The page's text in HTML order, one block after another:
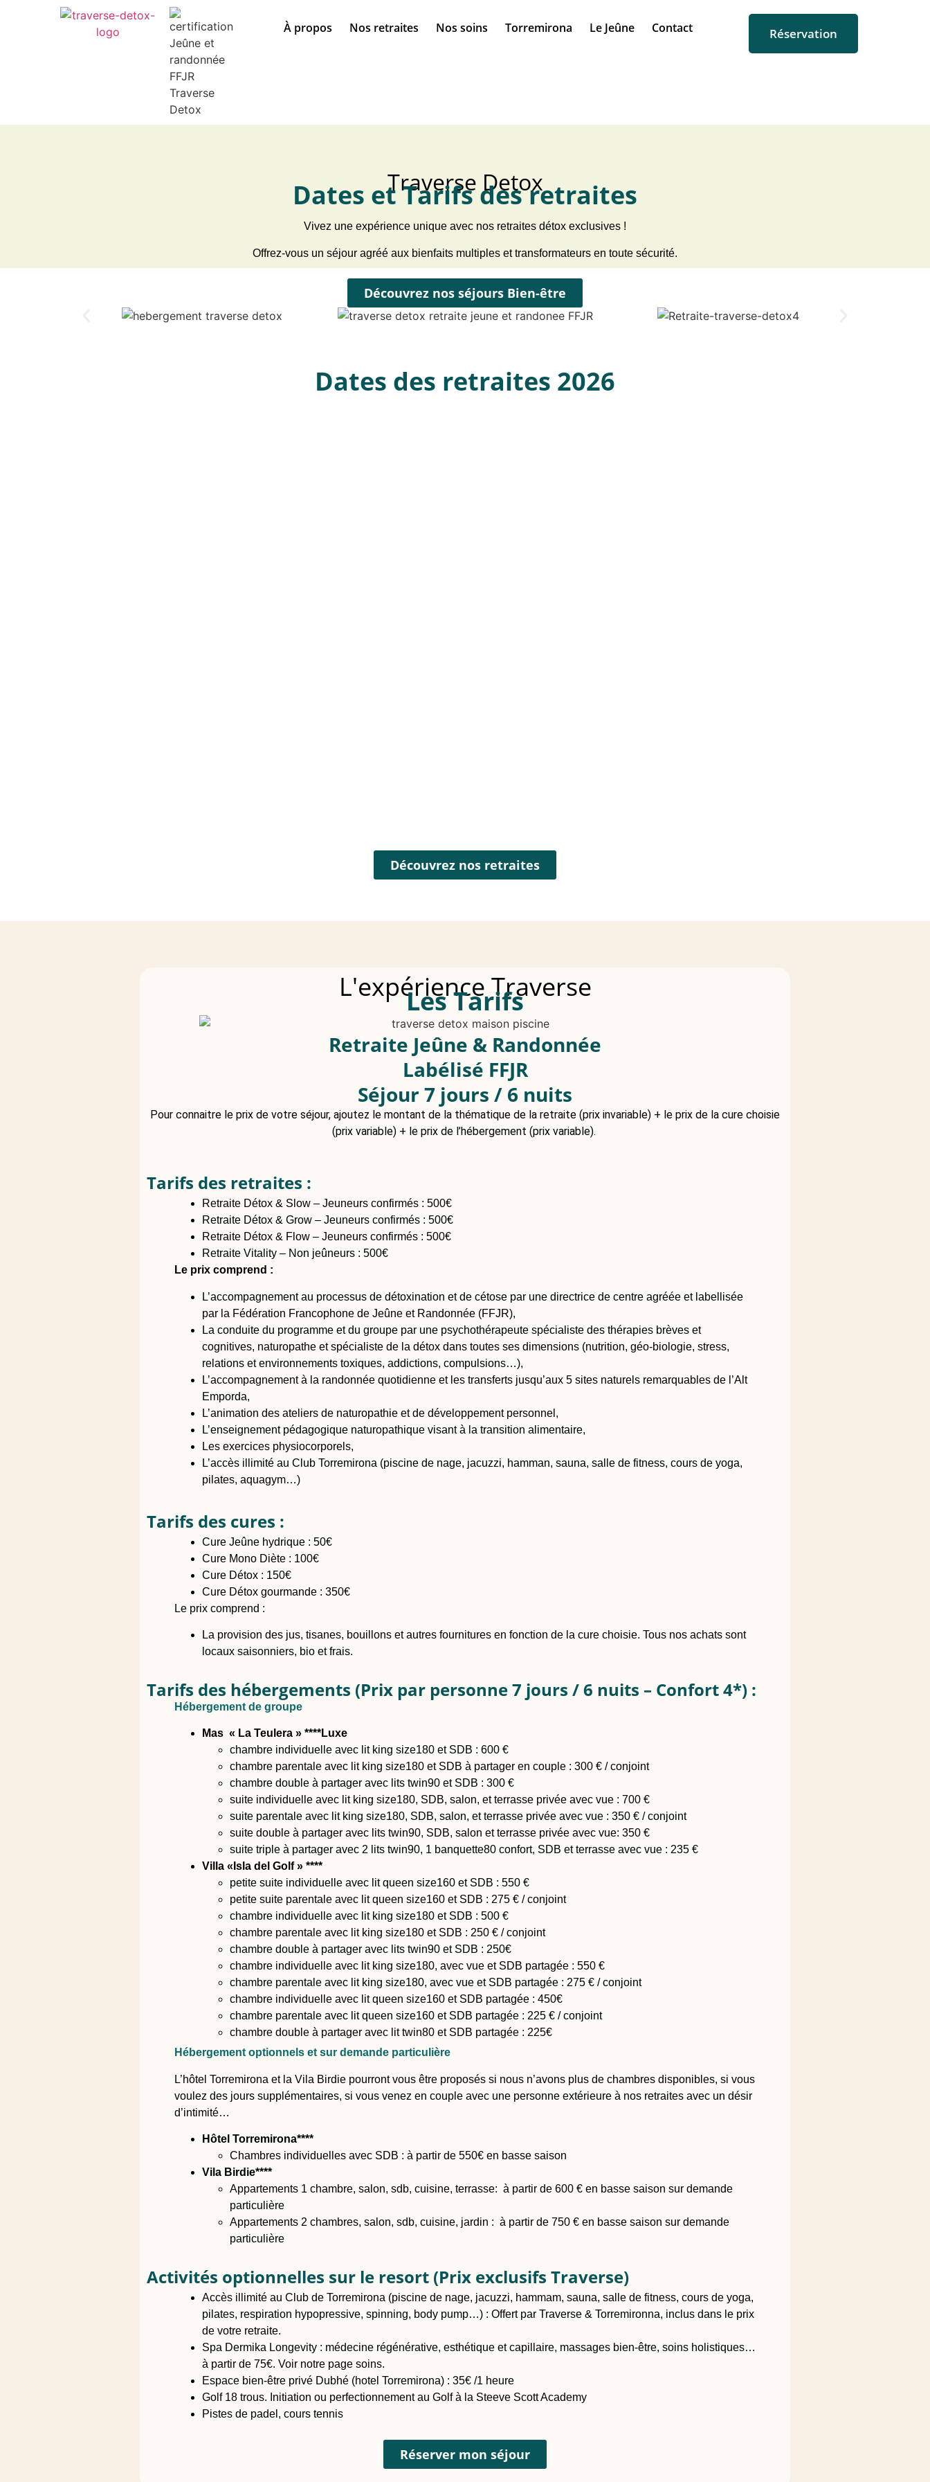
À propos Nos retraites Nos soins Torremirona Le Jeûne Contact Réservation
Traverse Detox
Dates et Tarifs des retraites
Vivez une expérience unique avec nos retraites détox exclusives !
Offrez-vous un séjour agréé aux bienfaits multiples et transformateurs en toute sécurité.
Découvrez nos séjours Bien-être
Dates des retraites 2026
Découvrez nos retraites
L'expérience Traverse
Les Tarifs
Retraite Jeûne & Randonnée
Labélisé FFJR
Séjour 7 jours / 6 nuits
Pour connaitre le prix de votre séjour, ajoutez le montant de la thématique de la retraite (prix invariable) + le prix de la cure choisie
(prix variable) + le prix de l’hébergement (prix variable).
Tarifs des retraites :
Retraite Détox & Slow – Jeuneurs confirmés : 500€
Retraite Détox & Grow – Jeuneurs confirmés : 500€
Retraite Détox & Flow – Jeuneurs confirmés : 500€
Retraite Vitality – Non jeûneurs : 500€
Le prix comprend :
L’accompagnement au processus de détoxination et de cétose par une directrice de centre agréée et labellisée
par la Fédération Francophone de Jeûne et Randonnée (FFJR),
La conduite du programme et du groupe par une psychothérapeute spécialiste des thérapies brèves et
cognitives, naturopathe et spécialiste de la détox dans toutes ses dimensions (nutrition, géo-biologie, stress,
relations et environnements toxiques, addictions, compulsions…),
L’accompagnement à la randonnée quotidienne et les transferts jusqu’aux 5 sites naturels remarquables de l’Alt
Emporda,
L’animation des ateliers de naturopathie et de développement personnel,
L’enseignement pédagogique naturopathique visant à la transition alimentaire,
Les exercices physiocorporels,
L’accès illimité au Club Torremirona (piscine de nage, jacuzzi, hamman, sauna, salle de fitness, cours de yoga,
pilates, aquagym…)
Tarifs des cures :
Cure Jeûne hydrique : 50€
Cure Mono Diète : 100€
Cure Détox : 150€
Cure Détox gourmande : 350€
Le prix comprend :
La provision des jus, tisanes, bouillons et autres fournitures en fonction de la cure choisie. Tous nos achats sont
locaux saisonniers, bio et frais.
Tarifs des hébergements (Prix par personne 7 jours / 6 nuits – Confort 4*) :
Hébergement de groupe
Mas « La Teulera » ****Luxe
chambre individuelle avec lit king size180 et SDB : 600 €
chambre parentale avec lit king size180 et SDB à partager en couple : 300 € / conjoint
chambre double à partager avec lits twin90 et SDB : 300 €
suite individuelle avec lit king size180, SDB, salon, et terrasse privée avec vue : 700 €
suite parentale avec lit king size180, SDB, salon, et terrasse privée avec vue : 350 € / conjoint
suite double à partager avec lits twin90, SDB, salon et terrasse privée avec vue: 350 €
suite triple à partager avec 2 lits twin90, 1 banquette80 confort, SDB et terrasse avec vue : 235 €
Villa «Isla del Golf » ****
petite suite individuelle avec lit queen size160 et SDB : 550 €
petite suite parentale avec lit queen size160 et SDB : 275 € / conjoint
chambre individuelle avec lit king size180 et SDB : 500 €
chambre parentale avec lit king size180 et SDB : 250 € / conjoint
chambre double à partager avec lits twin90 et SDB : 250€
chambre individuelle avec lit king size180, avec vue et SDB partagée : 550 €
chambre parentale avec lit king size180, avec vue et SDB partagée : 275 € / conjoint
chambre individuelle avec lit queen size160 et SDB partagée : 450€
chambre parentale avec lit queen size160 et SDB partagée : 225 € / conjoint
chambre double à partager avec lit twin80 et SDB partagée : 225€
Hébergement optionnels et sur demande particulière
L’hôtel Torremirona et la Vila Birdie pourront vous être proposés si nous n’avons plus de chambres disponibles, si vous
voulez des jours supplémentaires, si vous venez en couple avec une personne extérieure à nos retraites avec un désir
d’intimité…
Hôtel Torremirona****
Chambres individuelles avec SDB : à partir de 550€ en basse saison
Vila Birdie****
Appartements 1 chambre, salon, sdb, cuisine, terrasse: à partir de 600 € en basse saison sur demande
particulière
Appartements 2 chambres, salon, sdb, cuisine, jardin : à partir de 750 € en basse saison sur demande
particulière
Activités optionnelles sur le resort (Prix exclusifs Traverse)
Accès illimité au Club de Torremirona (piscine de nage, jacuzzi, hammam, sauna, salle de fitness, cours de yoga,
pilates, respiration hypopressive, spinning, body pump…) : Offert par Traverse & Torremironna, inclus dans le prix
de votre retraite.
Spa Dermika Longevity : médecine régénérative, esthétique et capillaire, massages bien-être, soins holistiques…
à partir de 75€. Voir notre page soins.
Espace bien-être privé Dubhé (hotel Torremirona) : 35€ /1 heure
Golf 18 trous. Initiation ou perfectionnement au Golf à la Steeve Scott Academy
Pistes de padel, cours tennis
Réserver mon séjour